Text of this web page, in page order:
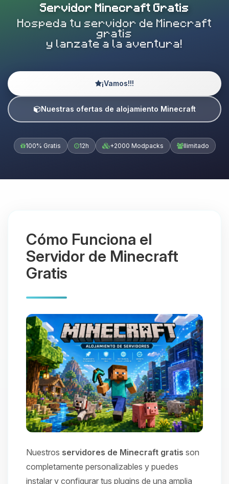
Servidor Minecraft Gratis
Hospeda tu servidor de Minecraft
gratis
y lanzate a la aventura!
¡Vamos!!!
Nuestras ofertas de alojamiento Minecraft
100% Gratis 12h +2000 Modpacks Ilimitado
Cómo Funciona el
Servidor de Minecraft
Gratis
Nuestros servidores de Minecraft gratis son
completamente personalizables y puedes
instalar y configurar tus plugins de una amplia